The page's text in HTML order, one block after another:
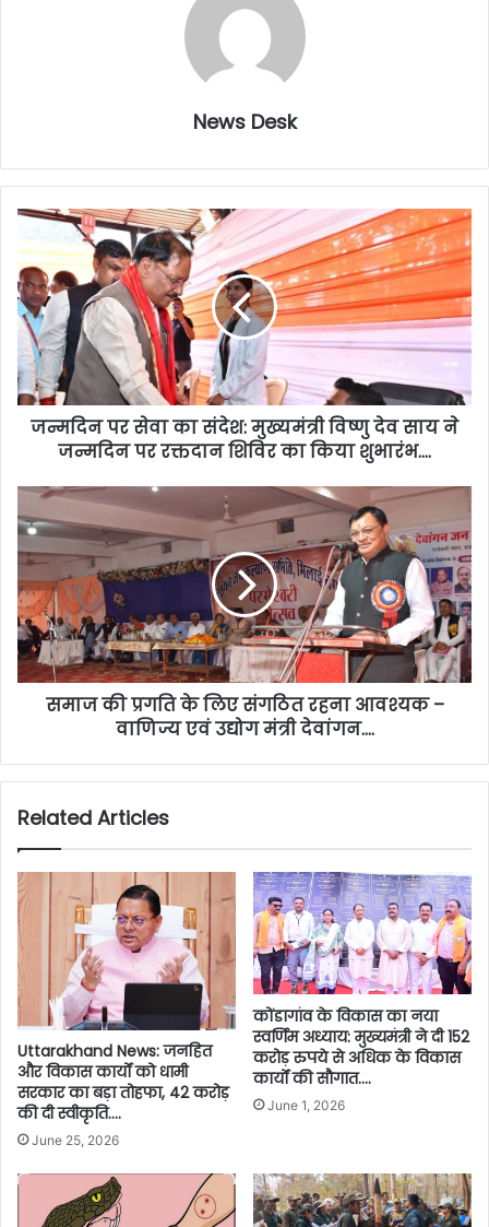
News Desk
जन्मदिन पर सेवा का संदेश: मुख्यमंत्री विष्णु देव साय ने
जन्मदिन पर रक्तदान शिविर का किया शुभारंभ….
समाज की प्रगति के लिए संगठित रहना आवश्यक –
वाणिज्य एवं उद्योग मंत्री देवांगन….
Related Articles
Uttarakhand News: जनहित
और विकास कार्यों को धामी
सरकार का बड़ा तोहफा, 42 करोड़
की दी स्वीकृति….
June 25, 2026
कोंडागांव के विकास का नया
स्वर्णिम अध्याय: मुख्यमंत्री ने दी 152
करोड़ रुपये से अधिक के विकास
कार्यों की सौगात….
June 1, 2026